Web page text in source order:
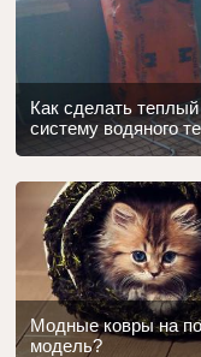
Как сделать
систему водяного
Модные ковры на
модель?